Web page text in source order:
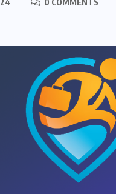
0 COMMENTS